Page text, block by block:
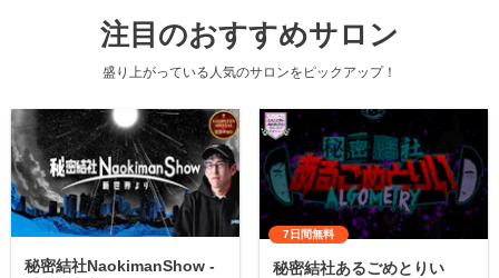
注目のおすすめサロン
盛り上がっている人気のサロンをピックアップ！
秘密結社NaokimanShow -
7日間無料
秘密結社あるごめとりい